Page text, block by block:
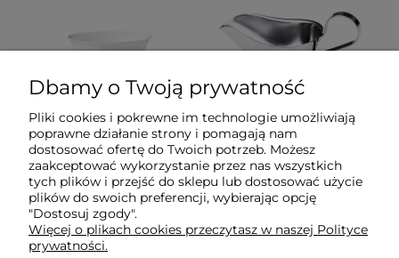
Salaterka 565 ml Arcoroc
Trianon
Marka: Hendi
0 ocen
12,30 zł
(netto:10,00 zł)
SOSJERKA STALOWA NA
STOPCE
Marka: Hendi
12,30 zł
Dbamy o Twoją prywatność
Pliki cookies i pokrewne im technologie umożliwiają
poprawne działanie strony i pomagają nam
dostosować ofertę do Twoich potrzeb. Możesz
zaakceptować wykorzystanie przez nas wszystkich
tych plików i przejść do sklepu lub dostosować użycie
plików do swoich preferencji, wybierając opcję
"Dostosuj zgody".
Więcej o plikach cookies przeczytasz w naszej Polityce
prywatności.